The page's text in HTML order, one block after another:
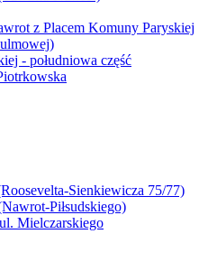
z Placem Komuny Paryskiej
- południowa część
Sienkiewicza 75/77)
Piłsudskiego)
Mielczarskiego